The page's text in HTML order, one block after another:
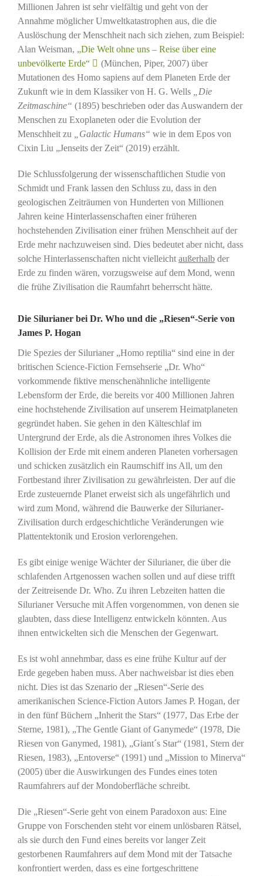
Millionen Jahren ist sehr vielfältig und geht von der
Annahme möglicher Umweltkatastrophen aus, die die
Auslöschung der Menschheit nach sich ziehen, zum Beispiel:
Alan Weisman, „Die Welt ohne uns – Reise über eine
unbevölkerte Erde“
(München, Piper, 2007) über
Mutationen des Homo sapiens auf dem Planeten Erde der
Zukunft wie in dem Klassiker von H. G. Wells
„Die
Zeitmaschine“ (1895) beschrieben oder das Auswandern der
Menschen zu Exoplaneten oder die Evolution der
Menschheit zu
„Galactic Humans“ wie in dem Epos von
Cixin Liu „Jenseits der Zeit“ (2019) erzählt.
Die Schlussfolgerung der wissenschaftlichen Studie von
Schmidt und Frank lassen den Schluss zu, dass in den
geologischen Zeiträumen von Hunderten von Millionen
Jahren keine Hinterlassenschaften einer früheren
hochstehenden Zivilisation einer frühen Menschheit auf der
Erde mehr nachzuweisen sind. Dies bedeutet aber nicht, dass
solche Hinterlassenschaften nicht vielleicht außerhalbder
Erde zu finden wären, vorzugsweise auf dem Mond, wenn
die frühe Zivilisation die Raumfahrt beherrscht hätte.
Die Silurianer bei Dr. Who und die „Riesen“-Serie von
James P. Hogan
Die Spezies der Silurianer „Homo reptilia“ sind eine in der
britischen Science-Fiction Fernsehserie „Dr. Who“
vorkommende fiktive menschenähnliche intelligente
Lebensform der Erde, die bereits vor 400 Millionen Jahren
eine hochstehende Zivilisation auf unserem Heimatplaneten
gegründet haben. Sie gehen in den Kälteschlaf im
Untergrund der Erde, als die Astronomen ihres Volkes die
Kollision der Erde mit einem anderen Planeten vorhersagen
und schicken zusätzlich ein Raumschiff ins All, um den
Fortbestand ihrer Zivilisation zu gewährleisten. Der auf die
Erde zusteuernde Planet erweist sich als ungefährlich und
wird zum Mond, während die Bauwerke der Silurianer-
Zivilisation durch erdgeschichtliche Veränderungen wie
Plattentektonik und Erosion verlorengehen.
Es gibt einige wenige Wächter der Silurianer, die über die
schlafenden Artgenossen wachen sollen und auf diese trifft
der Zeitreisende Dr. Who. Zu ihren Lebzeiten hatten die
Silurianer Versuche mit Affen vorgenommen, von denen sie
glaubten, dass diese Intelligenz entwickeln könnten. Aus
ihnen entwickelten sich die Menschen der Gegenwart.
Es ist wohl annehmbar, dass es eine frühe Kultur auf der
Erde gegeben haben muss. Aber nachweisbar ist dies eben
nicht. Dies ist das Szenario der „Riesen“-Serie des
amerikanischen Science-Fiction Autors James P. Hogan, der
in den fünf Büchern „Inherit the Stars“ (1977, Das Erbe der
Sterne, 1981), „The Gentle Giant of Ganymede“ (1978, Die
Riesen von Ganymed, 1981), „Giant´s Star“ (1981, Stern der
Riesen, 1983), „Entoverse“ (1991) und „Mission to Minerva“
(2005) über die Auswirkungen des Fundes eines toten
Raumfahrers auf der Mondoberfläche schreibt.
Die „Riesen“-Serie geht von einem Paradoxon aus: Eine
Gruppe von Forschenden steht vor einem unlösbaren Rätsel,
als sie durch den Fund eines bereits vor langer Zeit
gestorbenen Raumfahrers auf dem Mond mit der Tatsache
konfrontiert werden, dass es eine fortgeschrittene